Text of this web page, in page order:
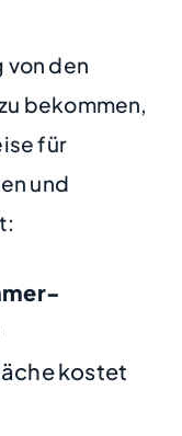
von den
bekommen,
für
und
kostet